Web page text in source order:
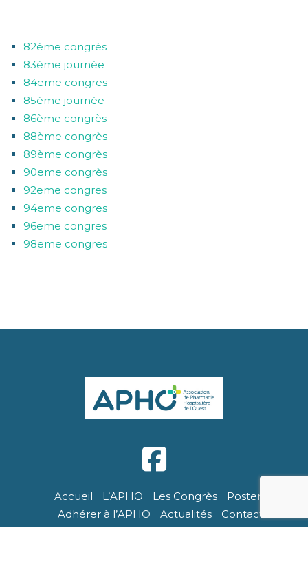
82ème congrès
83ème journée
84eme congres
85ème journée
86ème congrès
88ème congrès
89ème congrès
90eme congrès
92eme congres
94eme congres
96eme congres
98eme congres
Accueil L’APHO Les Congrès
Posters
Adhérer à l’APHO
Actualités Contact